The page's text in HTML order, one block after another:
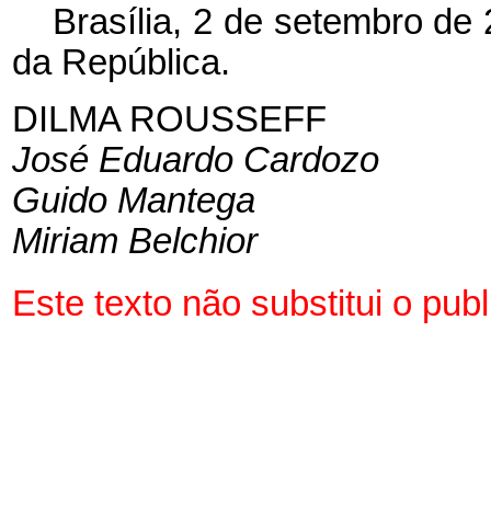
Brasília, 2 de setembro de
da República.
DILMA ROUSSEFF
José Eduardo Cardozo
Guido Mantega
Miriam Belchior
Este texto não substitui o